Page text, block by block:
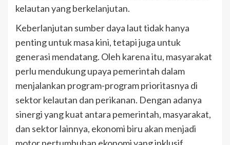
kelautan yang berkelanjutan.
Keberlanjutan sumber daya laut tidak hanya
penting untuk masa kini, tetapi juga untuk
generasi mendatang. Oleh karena itu, masyarakat
perlu mendukung upaya pemerintah dalam
menjalankan program-program prioritasnya di
sektor kelautan dan perikanan. Dengan adanya
sinergi yang kuat antara pemerintah, masyarakat,
dan sektor lainnya, ekonomi biru akan menjadi